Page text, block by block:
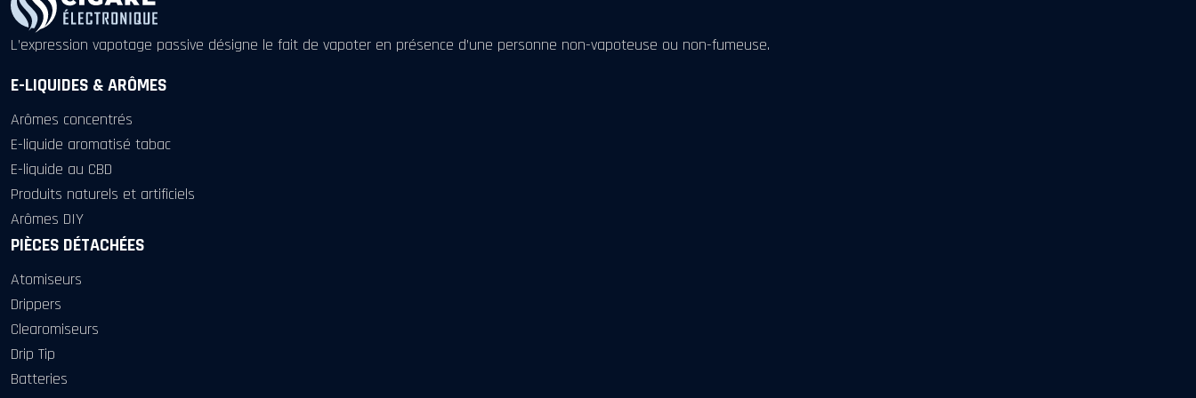
L’expression vapotage passive désigne le fait de vapoter en présence d’une personne non-vapoteuse ou non-fumeuse.
E-LIQUIDES & ARÔMES
Arômes concentrés
E-liquide aromatisé tabac
E-liquide au CBD
Produits naturels et artificiels
Arômes DIY
PIÈCES DÉTACHÉES
Atomiseurs
Drippers
Clearomiseurs
Drip Tip
Batteries